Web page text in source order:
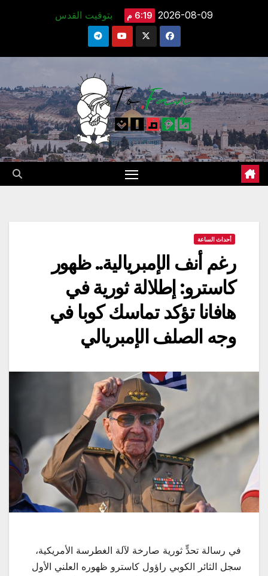
2026-08-09 6:19 م بتوقيت القدس
أحداث الساعة
رغم أنف الإمبريالية.. ظهور
كاسترو: إطلالة ثورية في
هافانا تؤكد تماسك كوبا في
وجه الصلف الإمبريالي
في رسالة تحدٍّ ثورية صارخة لآلة الغطرسة الأمريكية،
سجل الثائر الكوبي راؤول كاسترو ظهوره العلني الأول